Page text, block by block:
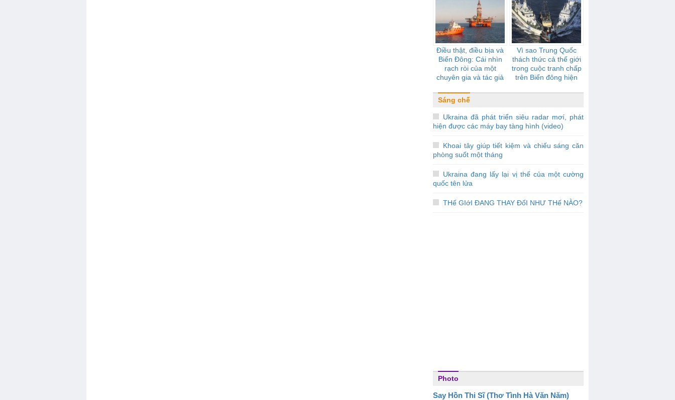
Điều thật, điều bịa và
Biển Đông: Cái nhìn
rạch ròi của một
chuyên gia và tác giả
biển của Trung Quốc
Vì sao Trung Quốc
thách thức cả thế giới
trong cuộc tranh chấp
trên Biển đông hiện
Sáng chế
Ukraina đã phát triển siêu radar mơí, phát
hiện được các máy bay tàng hình (video)
Khoai tây giúp tiết kiệm và chiếu sáng căn
phòng suốt một tháng
Ukraina đang lấy lại vị thế của một cường
quốc tên lửa
THế GIớI ĐANG THAY ĐổI NHƯ THế NÀO?
Photo
Say Hồn Thi Sĩ (Thơ Tình Hà Văn Năm)